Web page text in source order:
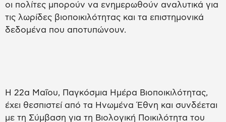
οι πολίτες μπορούν να ενημερωθούν αναλυτικά για
τις λωρίδες βιοποικιλότητας και τα επιστημονικά
δεδομένα που αποτυπώνουν.
Η 22α Μαΐου, Παγκόσμια Ημέρα Βιοποικιλότητας,
έχει θεσπιστεί από τα Ηνωμένα Έθνη και συνδέεται
με τη Σύμβαση για τη Βιολογική Ποικιλότητα του